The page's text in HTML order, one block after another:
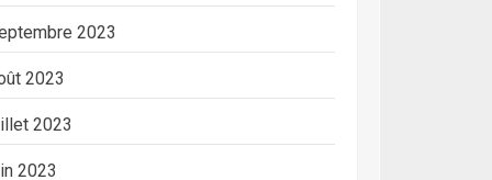
2023
2023
2023
2023